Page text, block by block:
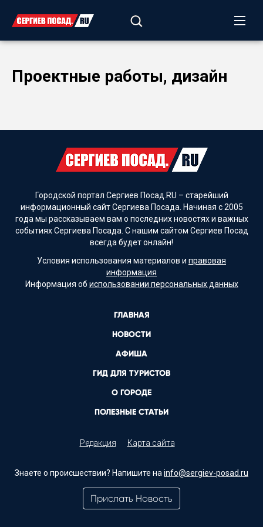
Проектные работы, дизайн
Городской портал Сергиев Посад.RU – старейший
информационный сайт Сергиева Посада. Начиная с 2005
года мы рассказываем вам о последних новостях и важных
событиях Сергиева Посада. С нашим сайтом Сергиев Посад
всегда будет онлайн!
Условия использования материалов и правовая
информация
Информация об использовании персональных данных
ГЛАВНАЯ
НОВОСТИ
АФИША
ГИД ДЛЯ ТУРИСТОВ
О ГОРОДЕ
ПОЛЕЗНЫЕ СТАТЬИ
Редакция Карта сайта
Знаете о происшествии? Напишите на info@sergiev-posad.ru
Прислать Новость